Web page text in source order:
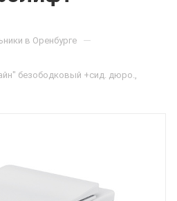
в Оренбурге —
безободковый +сид. дюро.,